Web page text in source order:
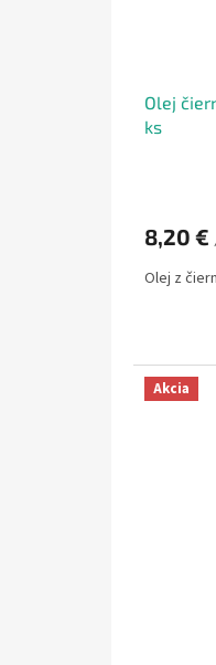
Olej
ks
8,20 €
Olej z
Akcia